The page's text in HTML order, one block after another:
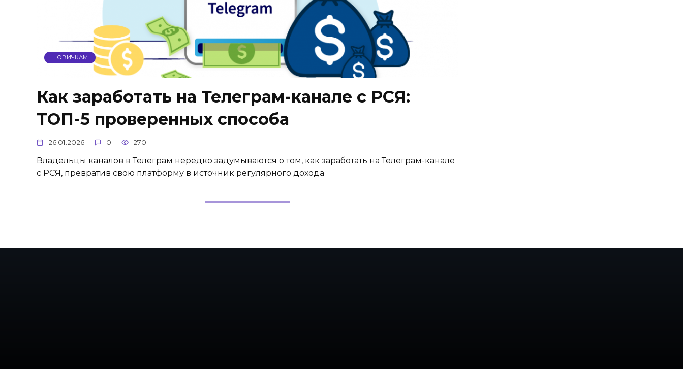
НОВИЧКАМ
Как заработать на Телеграм-канале с РСЯ:
ТОП-5 проверенных способа
26.01.2026 0 270
Владельцы каналов в Телеграм нередко задумываются о том, как заработать на Телеграм-канале
с РСЯ, превратив свою платформу в источник регулярного дохода